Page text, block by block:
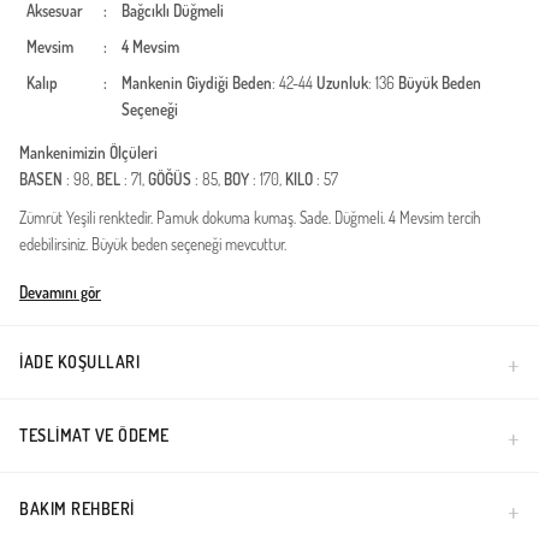
Aksesuar
: Bağcıklı Düğmeli
Mevsim
:
4 Mevsim
Kalıp
: Mankenin Giydiği Beden: 42-44Uzunluk: 136 Büyük Beden
Seçeneği
Mankenimizin Ölçüleri
BASEN : 98, BEL: 71,GÖĞÜS: 85, BOY: 170, KILO: 57
Zümrüt Yeşili renktedir. Pamuk dokuma kumaş. Sade. Düğmeli. 4 Mevsim tercih
edebilirsiniz. Büyük beden seçeneği mevcuttur.
Türkiye'de üretilmiştir.
Devamını gör
İADE KOŞULLARI
TESLIMAT VE ÖDEME
BAKIM REHBERI